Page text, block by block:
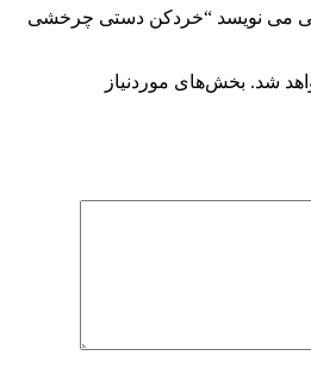
می نویسد “خردکن دستی چرخشی
شد. بخش‌های موردنیاز